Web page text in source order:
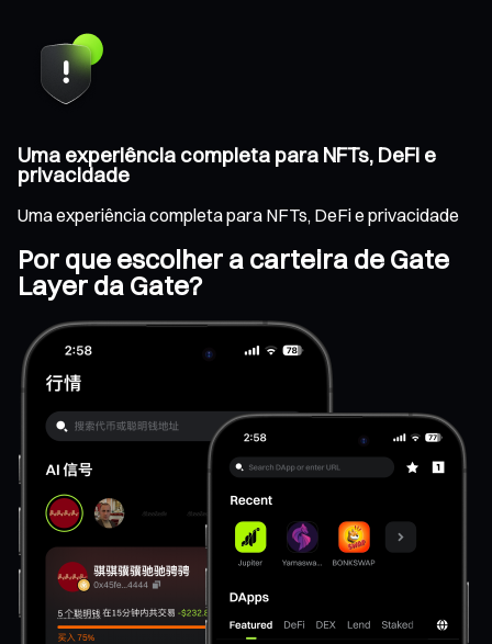
Uma experiência completa para NFTs, DeFi e
privacidade
Uma experiência completa para NFTs, DeFi e privacidade
Por que escolher a carteira de Gate
Layer da Gate?